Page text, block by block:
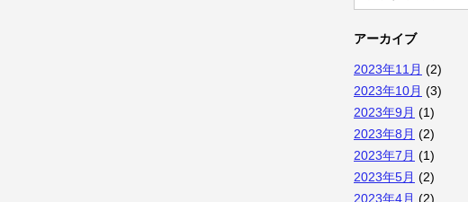
アーカイブ
2023年11月 (2)
2023年10月 (3)
2023年9月 (1)
2023年8月 (2)
2023年7月 (1)
2023年5月 (2)
2023年4月 (2)